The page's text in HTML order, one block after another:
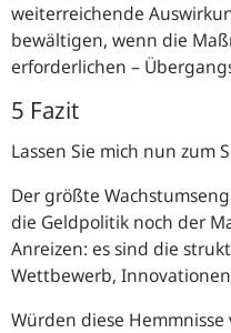
weiterreichende
bewältigen, wenn die
erforderlichen –
5 Fazit
Lassen Sie mich nun zum
Der größte
die Geldpolitik noch der
Anreizen: es sind die
Wettbewerb,
Würden diese